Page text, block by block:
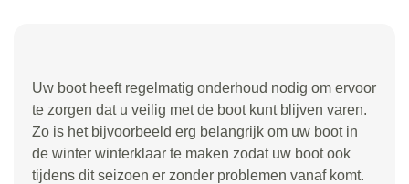
Uw boot heeft regelmatig onderhoud nodig om ervoor
te zorgen dat u veilig met de boot kunt blijven varen.
Zo is het bijvoorbeeld erg belangrijk om uw boot in
de winter winterklaar te maken zodat uw boot ook
tijdens dit seizoen er zonder problemen vanaf komt.